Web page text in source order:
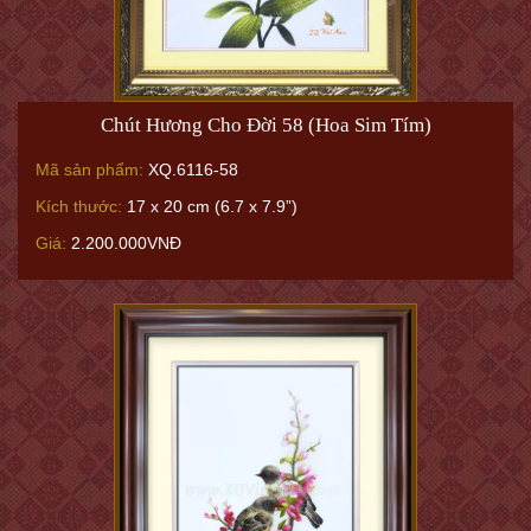
Chút Hương Cho Đời 58 (Hoa Sim Tím)
Mã sản phẩm: XQ.6116-58
Kích thước: 17 x 20 cm (6.7 x 7.9”)
Giá: 2.200.000VNĐ